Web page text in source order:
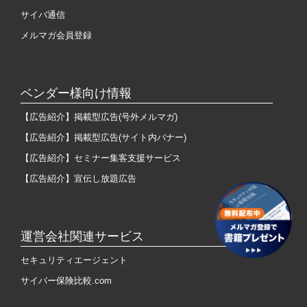
サイバ通信
メルマガ会員登録
ベンダー様向け情報
【広告紹介】掲載型広告(号外メルマガ)
【広告紹介】掲載型広告(サイト内バナー)
【広告紹介】セミナー集客支援サービス
【広告紹介】宣伝し放題広告
運営会社関連サービス
セキュリティエージェント
サイバー保険比較.com